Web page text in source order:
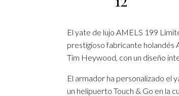
El yate de lujo AMELS 199
prestigioso fabricante holandés
Tim Heywood, con un diseño
El armador ha personalizado el
un helipuerto Touch & Go en la